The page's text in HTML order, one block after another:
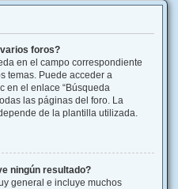
foros?
en el campo correspondiente
temas. Puede acceder a
en el enlace “Búsqueda
las páginas del foro. La
de la plantilla utilizada.
ningún resultado?
general e incluye muchos